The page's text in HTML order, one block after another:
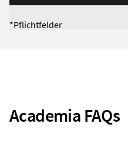
*Pflichtfelder
Academia FAQs